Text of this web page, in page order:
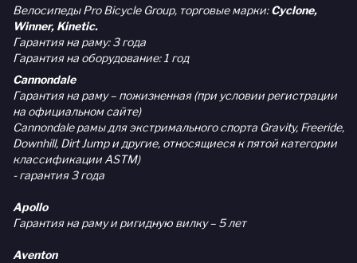
Велосипеды Pro Bicycle Group, торговые марки:Cyclone,
Winner, Kinetic.
Гарантия на раму: 3 года
Гарантия на оборудование: 1 год
Cannondale
Гарантия на раму – пожизненная (при условии регистрации
на официальном сайте)
Cannondale рамы для экстримального спорта Gravity, Freeride,
Downhill, Dirt Jump и другие, относящиеся к пятой категории
классификации ASTM)
- гарантия 3 года
Apollo
Гарантия на раму и ригидную вилку – 5 лет
Aventon